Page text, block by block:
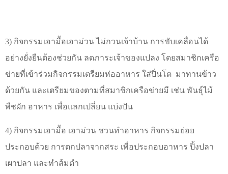
3) กิจกรรมเอามื้อเอาม่วน ไม่กวนเจ้าบ้าน การขับเคลื่อนได้
อย่างยั่งยืนต้องช่วยกัน ลดภาระเจ้าของแปลง โดยสมาชิกเครือ
ข่ายที่เข้าร่วมกิจกรรมเตรียมห่ออาหาร ใส่ปิ่นโต มาทานข้าว
ด้วยกัน และเตรียมของตามที่สมาชิกเครือข่ายมี เช่น พันธุ์ไม้
พืชผัก อาหาร เพื่อแลกเปลี่ยน แบ่งปัน
4) กิจกรรมเอามื้อ เอาม่วน ชวนทำอาหาร กิจกรรมย่อย
ประกอบด้วย การตกปลาจากสระ เพื่อประกอบอาหาร ปิ้งปลา
เผาปลา และทำส้มตำ